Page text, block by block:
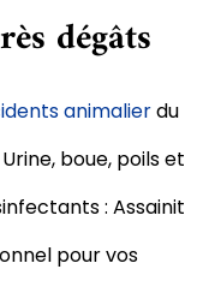
dégâts
animalierdu
boue, poils et
: Assainit
pour vos